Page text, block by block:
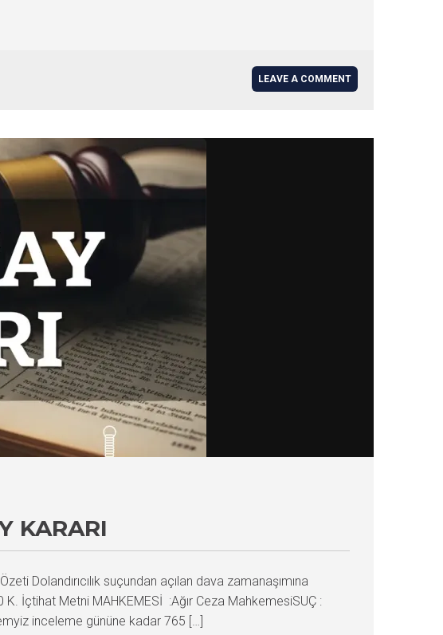
LEAVE A COMMENT
KARARI
Dolandırıcılık suçundan açılan dava zamanaşımına
Metni MAHKEMESİ :Ağır Ceza MahkemesiSUÇ :
inceleme gününe kadar 765 […]